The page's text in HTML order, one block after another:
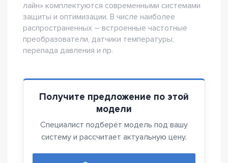
лайн» комплектуются современными системами
защиты и оптимизации. В числе наиболее
распространенных – встроенные частотные
преобразователи, датчики температуры,
перепада давления и пр.
Получите предложение по этой
модели
Специалист подберёт модель под вашу
систему и рассчитает актуальную цену.